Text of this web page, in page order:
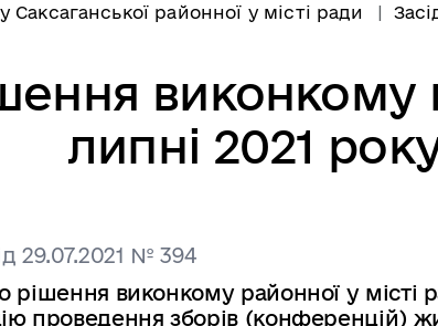
районної у місті ради
виконкому
липні 2021
29.07.2021 № 394
рішення виконкому районної у місті
проведення зборів (конференцій)